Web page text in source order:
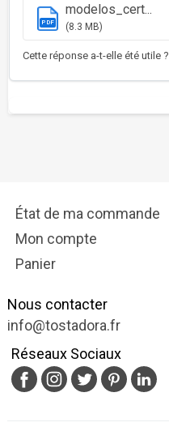
PDF
modelos_cert...
(8.3 MB)
Cette réponse a-t-elle été utile ?
État de ma commande
Mon compte
Panier
Nous contacter
info@tostadora.fr
Réseaux Sociaux